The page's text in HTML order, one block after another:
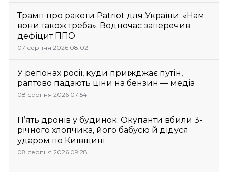
Трамп про ракети Patriot для України: «Нам
вони також треба». Водночас заперечив
дефіцит ППО
07 серпня 2026 08:02
У регіонах росії, куди приїжджає путін,
раптово падають ціни на бензин — медіа
08 серпня 2026 07:54
П’ять дронів у будинок. Окупанти вбили 3-
річного хлопчика, його бабусю й дідуся
ударом по Київщині
08 серпня 2026 09:28